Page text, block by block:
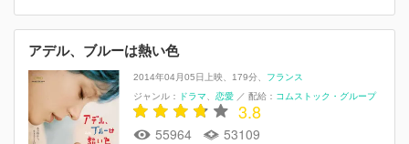
アデル、ブルーは熱い色
2014年04月05日上映 179分
フランス
ジャンル：
ドラマ 恋愛 ／ 配給： コムストック・グループ
3.8
55964 53109